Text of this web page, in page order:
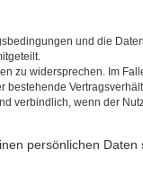
und die
zu widersprechen. Im
bestehende
verbindlich, wenn der
persönlichen Daten